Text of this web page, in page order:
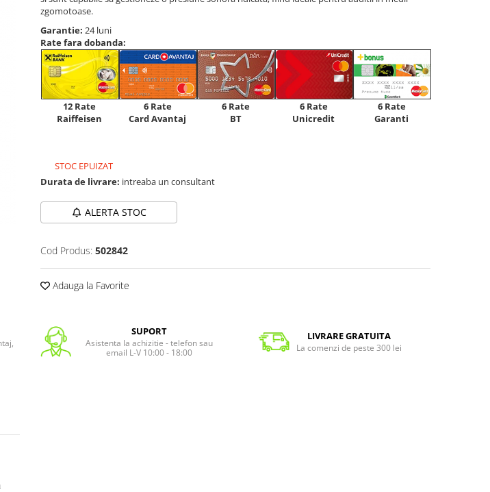
zgomotoase.
Garantie: 24 luni
Rate fara dobanda:
12 Rate
Raiffeisen
6 Rate
Card Avantaj
6 Rate
BT
6 Rate
Unicredit
6 Rate
Garanti
STOC EPUIZAT
Durata de livrare: intreaba un consultant
ALERTA STOC
Cod Produs: 502842
Adauga la Favorite
SUPORT
Asistenta la achizitie - telefon sau
email L-V 10:00 - 18:00
LIVRARE GRATUITA
La comenzi de peste 300 lei